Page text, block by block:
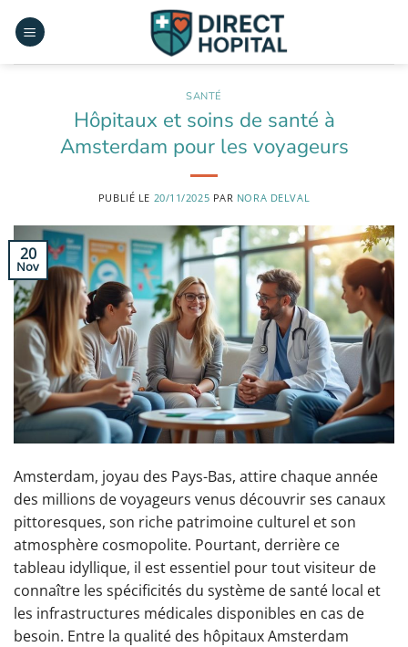
au
SANTÉ
Hôpitaux et soins de santé à
Amsterdam pour les voyageurs
PUBLIÉ LE 20/11/2025 PAR NORA DELVAL
20
Nov
Amsterdam, joyau des Pays-Bas, attire chaque année
des millions de voyageurs venus découvrir ses canaux
pittoresques, son riche patrimoine culturel et son
atmosphère cosmopolite. Pourtant, derrière ce
tableau idyllique, il est essentiel pour tout visiteur de
connaître les spécificités du système de santé local et
les infrastructures médicales disponibles en cas de
besoin. Entre la qualité des hôpitaux Amsterdam